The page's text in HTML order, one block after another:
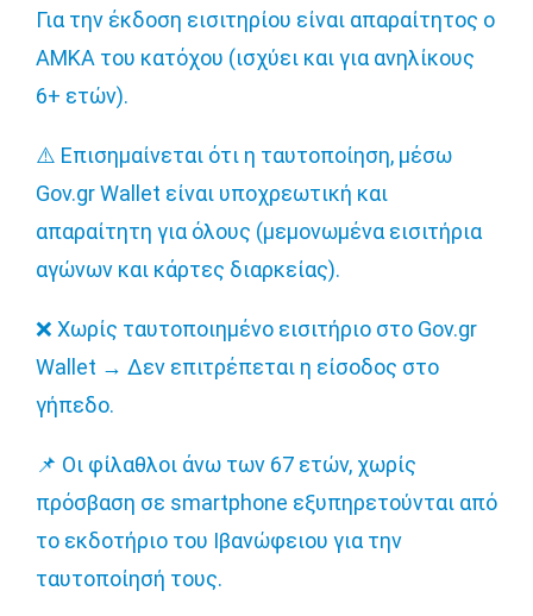
Για την έκδοση εισιτηρίου είναι απαραίτητος ο
ΑΜΚΑ του κατόχου (ισχύει και για ανηλίκους
6+ ετών).
⚠️ Επισημαίνεται ότι η ταυτοποίηση, μέσω
Gov.gr Wallet είναι υποχρεωτική και
απαραίτητη για όλους (μεμονωμένα εισιτήρια
αγώνων και κάρτες διαρκείας).
❌ Χωρίς ταυτοποιημένο εισιτήριο στο Gov.gr
Wallet → Δεν επιτρέπεται η είσοδος στο
γήπεδο.
📌 Οι φίλαθλοι άνω των 67 ετών, χωρίς
πρόσβαση σε smartphone εξυπηρετούνται από
το εκδοτήριο του Ιβανώφειου για την
ταυτοποίησή τους.